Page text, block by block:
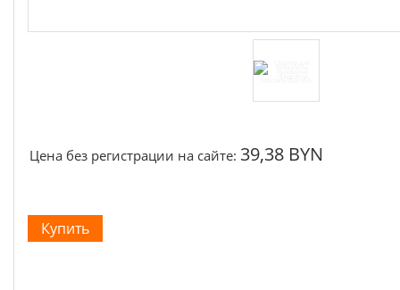
Цена без регистрации на сайте: 39,38 BYN